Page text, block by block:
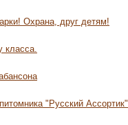
Охрана, друг детям!
класса.
"Русский